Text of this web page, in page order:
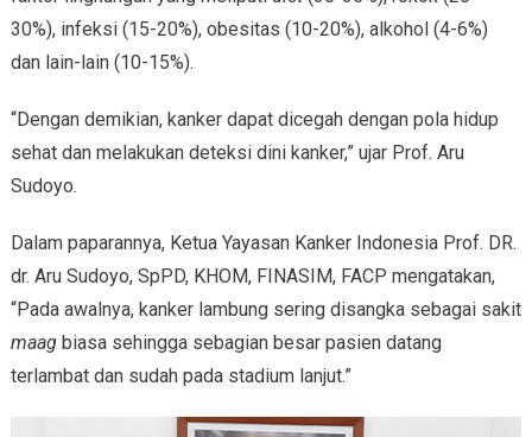
30%), infeksi (15-20%), obesitas (10-20%), alkohol (4-6%)
dan lain-lain (10-15%).
“Dengan demikian, kanker dapat dicegah dengan pola hidup
sehat dan melakukan deteksi dini kanker,” ujar Prof. Aru
Sudoyo.
Dalam paparannya, Ketua Yayasan Kanker Indonesia Prof. DR.
dr. Aru Sudoyo, SpPD, KHOM, FINASIM, FACP mengatakan,
“Pada awalnya, kanker lambung sering disangka sebagai sakit
maag biasa sehingga sebagian besar pasien datang
terlambat dan sudah pada stadium lanjut.”